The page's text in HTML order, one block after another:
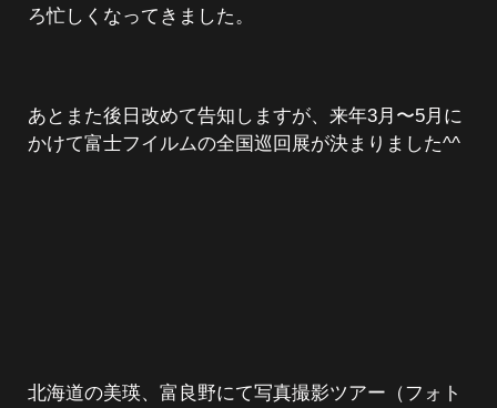
ろ忙しくなってきました。
あとまた後日改めて告知しますが、来年3月〜5月に
かけて富士フイルムの全国巡回展が決まりました^^
北海道の美瑛、富良野にて写真撮影ツアー（フォト